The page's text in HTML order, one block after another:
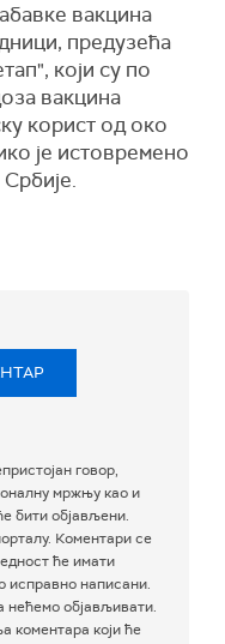
вакцина
предузећа
који су по
вакцина
корист од око
је истовремено
говор,
мржњу као и
бити објављени.
Коментари се
ће имати
исправно написани.
нећемо објављивати.
коментара који ће